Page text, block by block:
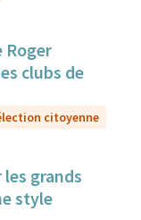
Roger
clubs de
citoyenne
grands
style